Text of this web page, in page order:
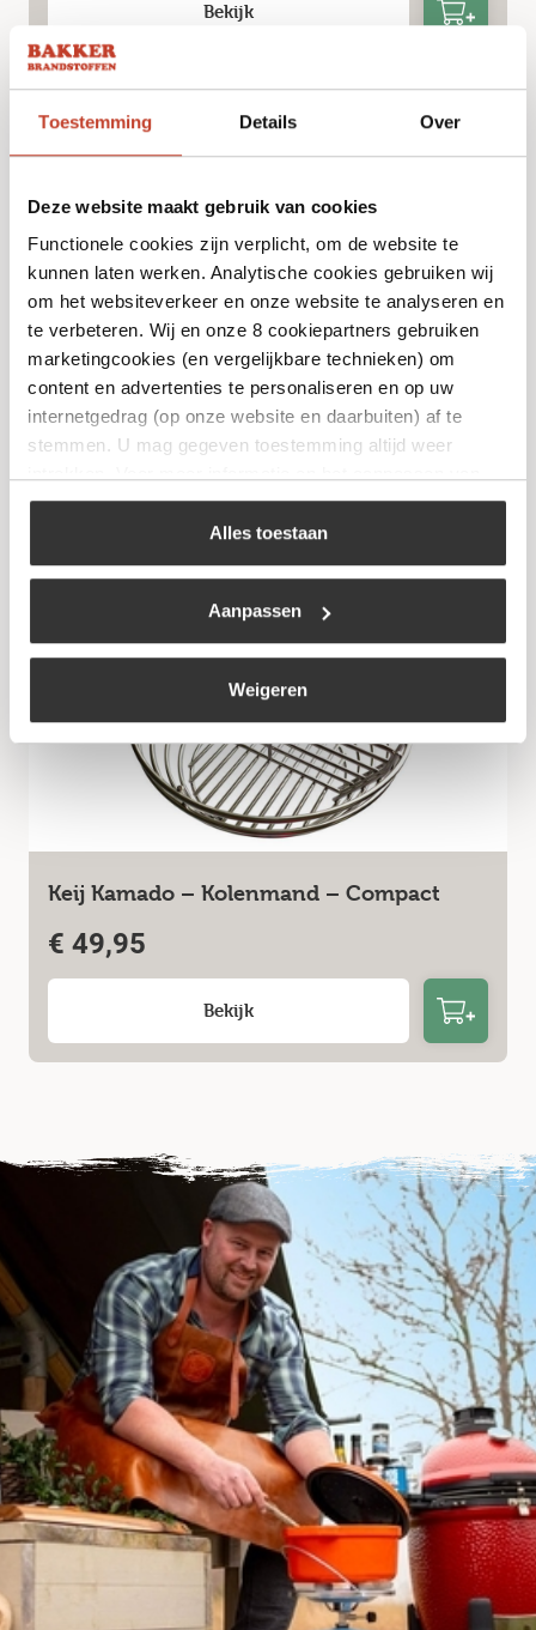
Toestemming Details Over
Deze website maakt gebruik van cookies
Functionele cookies zijn verplicht, om de website te
kunnen laten werken. Analytische cookies gebruiken wij
om het websiteverkeer en onze website te analyseren en
te verbeteren. Wij en onze 8 cookiepartners gebruiken
marketingcookies (en vergelijkbare technieken) om
content en advertenties te personaliseren en op uw
internetgedrag (op onze website en daarbuiten) af te
stemmen. U mag gegeven toestemming altijd weer
uw keuze op onze website verwijzen wij u naar ons
Alles toestaan
Aanpassen
Weigeren
Bekijk
Keij Kamado – Plate setter Compact – 15
€44,95
Bekijk
Keij Kamado – Kolenmand – Compact
€ 49,95
Bekijk